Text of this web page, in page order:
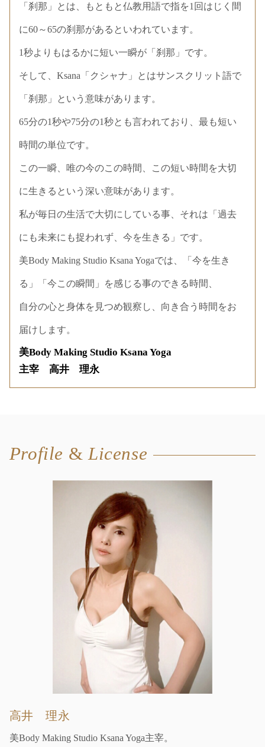
「刹那」とは、もともと仏教用語で指を1回はじく間
に60～65の刹那があるといわれています。
1秒よりもはるかに短い一瞬が「刹那」です。
そして、Ksana「クシャナ」とはサンスクリット語で
「刹那」という意味があります。
65分の1秒や75分の1秒とも言われており、最も短い
時間の単位です。
この一瞬、唯の今のこの時間、この短い時間を大切
に生きるという深い意味があります。
私が毎日の生活で大切にしている事、それは「過去
にも未来にも捉われず、今を生きる」です。
美Body Making Studio Ksana Yogaでは、「今を生き
る」「今この瞬間」を感じる事のできる時間、
自分の心と身体を見つめ観察し、向き合う時間をお
届けします。
美Body Making Studio Ksana Yoga
主宰 高井 理永
Profile & License
高井 理永
美Body Making Studio Ksana Yoga主宰。